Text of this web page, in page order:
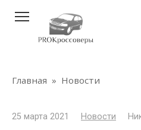
контенту
Главная » Новости
25 марта 2021 Новости